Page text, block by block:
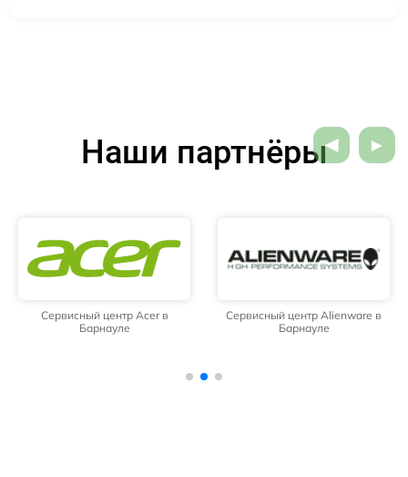
Наши партнёры
Сервисный центр Acer в
Барнауле
Сервисный центр Alienware в
Барнауле